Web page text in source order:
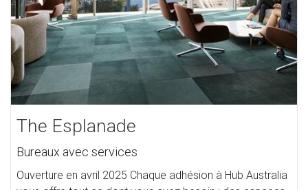
The Esplanade
Bureaux avec services
Ouverture en avril 2025 Chaque adhésion à Hub Australia